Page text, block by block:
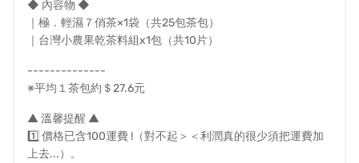
◆ 內容物 ◆
｜極．輕濕７俏茶×1袋（共25包茶包）
｜台灣小農果乾茶料組x1包（共10片）
--------------
※平均１茶包約＄27.6元
▲ 溫馨提醒 ▲
1️⃣ 價格已含100運費 !（對不起＞＜利潤真的很少須把運費加
上去...）。